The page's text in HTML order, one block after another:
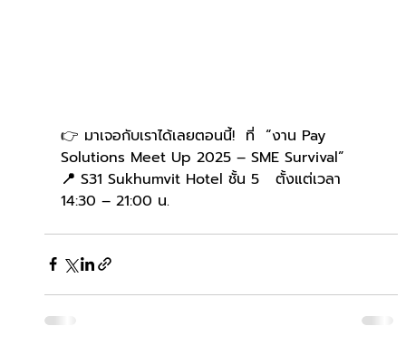
👉 มาเจอกับเราได้เลยตอนนี้!  ที่  “งาน Pay
Solutions Meet Up 2025 – SME Survival”
📍 S31 Sukhumvit Hotel ชั้น 5   ตั้งแต่เวลา
14:30 – 21:00 น.